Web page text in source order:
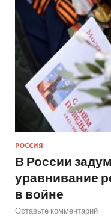
РОССИЯ
В России
уравнивание
в войне
Оставьте комментарий